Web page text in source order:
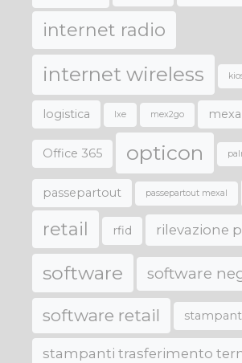
internet radio
internet wireless
logistica lxe mex2go
Office 365 opticon
passepartout passepartout mexal
retail rfid rilevazione
software software
software retail
stampanti trasferimento